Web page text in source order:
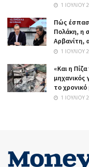
1 ΙΟΥΛΊΟΥ
Πώς
Πολάκη, η
Αρβανίτη,
1 ΙΟΥΛΊΟΥ
«Και η
μηχανικός
το
1 ΙΟΥΛΊΟΥ